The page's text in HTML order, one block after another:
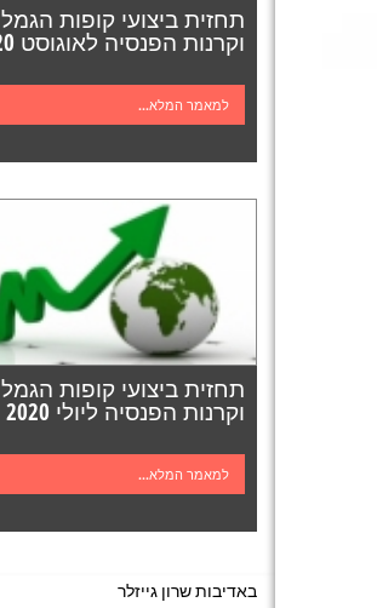
תחזית ביצועי קופות הגמל
וקרנות הפנסיה לאוגוסט 2020
למאמר המלא...
תחזית ביצועי קופות הגמל
וקרנות הפנסיה ליולי 2020
למאמר המלא...
באדיבות שרון גייזלר